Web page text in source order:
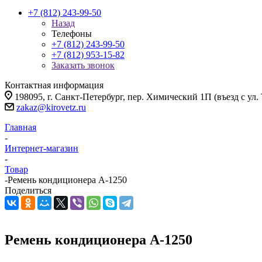
+7 (812) 243-99-50
Назад
Телефоны
+7 (812) 243-99-50
+7 (812) 953-15-82
Заказать звонок
Контактная информация
198095, г. Санкт-Петербург, пер. Химический 1П (въезд с
zakaz@kirovetz.ru
Главная
-
Интернет-магазин
-
Товар
-Ремень кондиционера А-1250
Поделиться
Ремень кондиционера А-1250